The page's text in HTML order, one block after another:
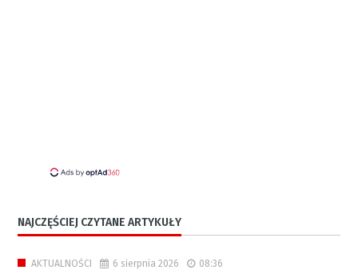
NAJCZĘŚCIEJ CZYTANE ARTYKUŁY
AKTUALNOŚCI 6 sierpnia 2026 08:36